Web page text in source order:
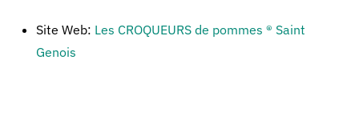
Site Web: Les CROQUEURS de pommes ® Saint
Genois